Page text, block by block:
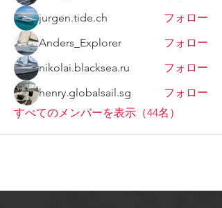
jurgen.tide.ch
フォロー
Anders_Explorer
フォロー
nikolai.blacksea.ru
フォロー
henry.globalsail.sg
フォロー
すべてのメンバーを表示（44名）